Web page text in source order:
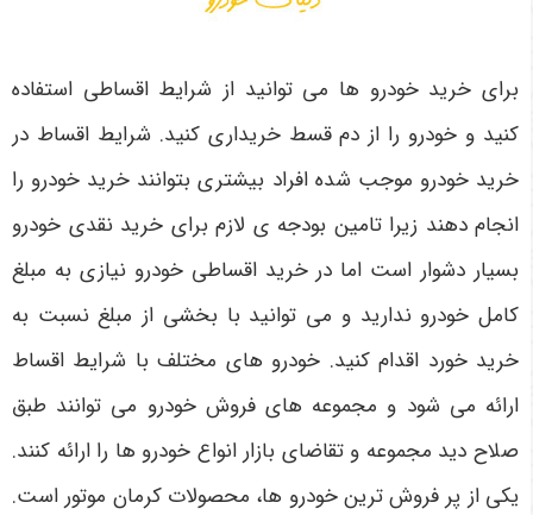
برای خرید خودرو ها می توانید از شرایط اقساطی استفاده
کنید و خودرو را از دم قسط خریداری کنید. شرایط اقساط در
خرید خودرو موجب شده افراد بیشتری بتوانند خرید خودرو را
انجام دهند زیرا تامین بودجه ی لازم برای خرید نقدی خودرو
بسیار دشوار است اما در خرید اقساطی خودرو نیازی به مبلغ
کامل خودرو ندارید و می توانید با بخشی از مبلغ نسبت به
خرید خورد اقدام کنید. خودرو های مختلف با شرایط اقساط
ارائه می شود و مجموعه های فروش خودرو می توانند طبق
صلاح دید مجموعه و تقاضای بازار انواع خودرو ها را ارائه کنند.
یکی از پر فروش ترین خودرو ها، محصولات کرمان موتور است.